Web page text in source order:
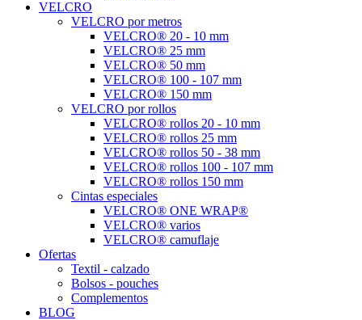
VELCRO
VELCRO por metros
VELCRO® 20 - 10 mm
VELCRO® 25 mm
VELCRO® 50 mm
VELCRO® 100 - 107 mm
VELCRO® 150 mm
VELCRO por rollos
VELCRO® rollos 20 - 10 mm
VELCRO® rollos 25 mm
VELCRO® rollos 50 - 38 mm
VELCRO® rollos 100 - 107 mm
VELCRO® rollos 150 mm
Cintas especiales
VELCRO® ONE WRAP®
VELCRO® varios
VELCRO® camuflaje
Ofertas
Textil - calzado
Bolsos - pouches
Complementos
BLOG